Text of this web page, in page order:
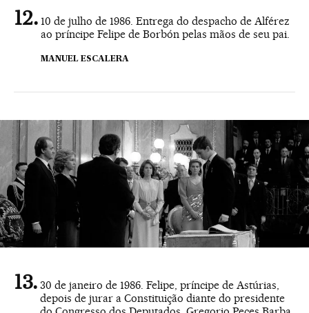
10 de julho de 1986. Entrega do despacho de Alférez
ao príncipe Felipe de Borbón pelas mãos de seu pai.
MANUEL ESCALERA
30 de janeiro de 1986. Felipe, príncipe de Astúrias,
depois de jurar a Constituição diante do presidente